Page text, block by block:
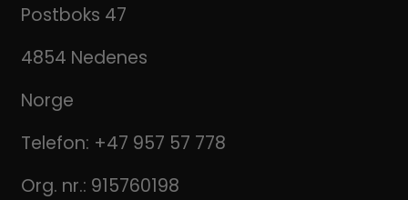
Postboks 47
4854 Nedenes
Norge
Telefon: +47 957 57 778
Org. nr.: 915760198